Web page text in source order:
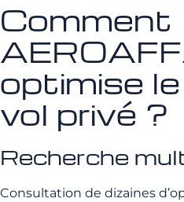
Comment
optimise le
vol privé ?
Recherche
Consultation de dizaines